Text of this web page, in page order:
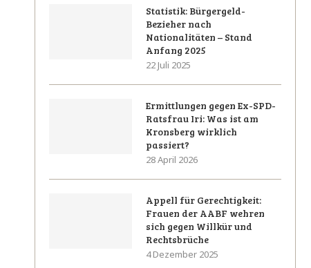
Statistik: Bürgergeld-
Bezieher nach
Nationalitäten – Stand
Anfang 2025
22 Juli 2025
Ermittlungen gegen Ex-SPD-
Ratsfrau Iri: Was ist am
Kronsberg wirklich
passiert?
28 April 2026
Appell für Gerechtigkeit:
Frauen der AABF wehren
sich gegen Willkür und
Rechtsbrüche
4 Dezember 2025